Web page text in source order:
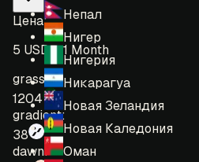
Непал
Нигер
Нигерия
Никарагуа
Новая Зеландия
Новая Каледония
Оман
Цена:
5 USD = 1 Month
grass:
1204
gradient:
38
dawn: